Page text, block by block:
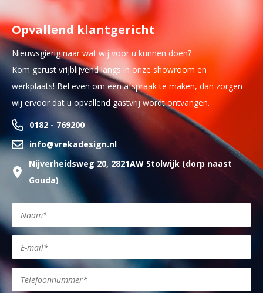
Opvallend klantgericht
Nieuwsgierig naar wat wij voor u kunnen doen?
Kom gerust vrijblijvend langs in onze showroom en
werkplaats! Bel even om een afspraak te maken, dan zorgen
wij ervoor dat u opvallend gastvrij wordt ontvangen.
0182 - 769200
info@vrekadesign.nl
Nijverheidsweg 20, 2821AW Stolwijk (dorp naast
Gouda)